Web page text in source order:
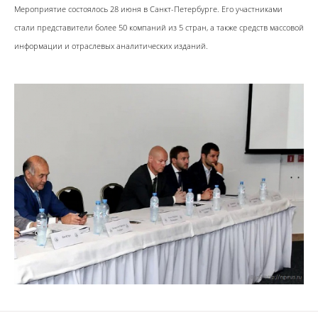
Мероприятие состоялось 28 июня в Санкт-Петербурге. Его участниками
стали представители более 50 компаний из 5 стран, а также средств массовой
информации и отраслевых аналитических изданий.